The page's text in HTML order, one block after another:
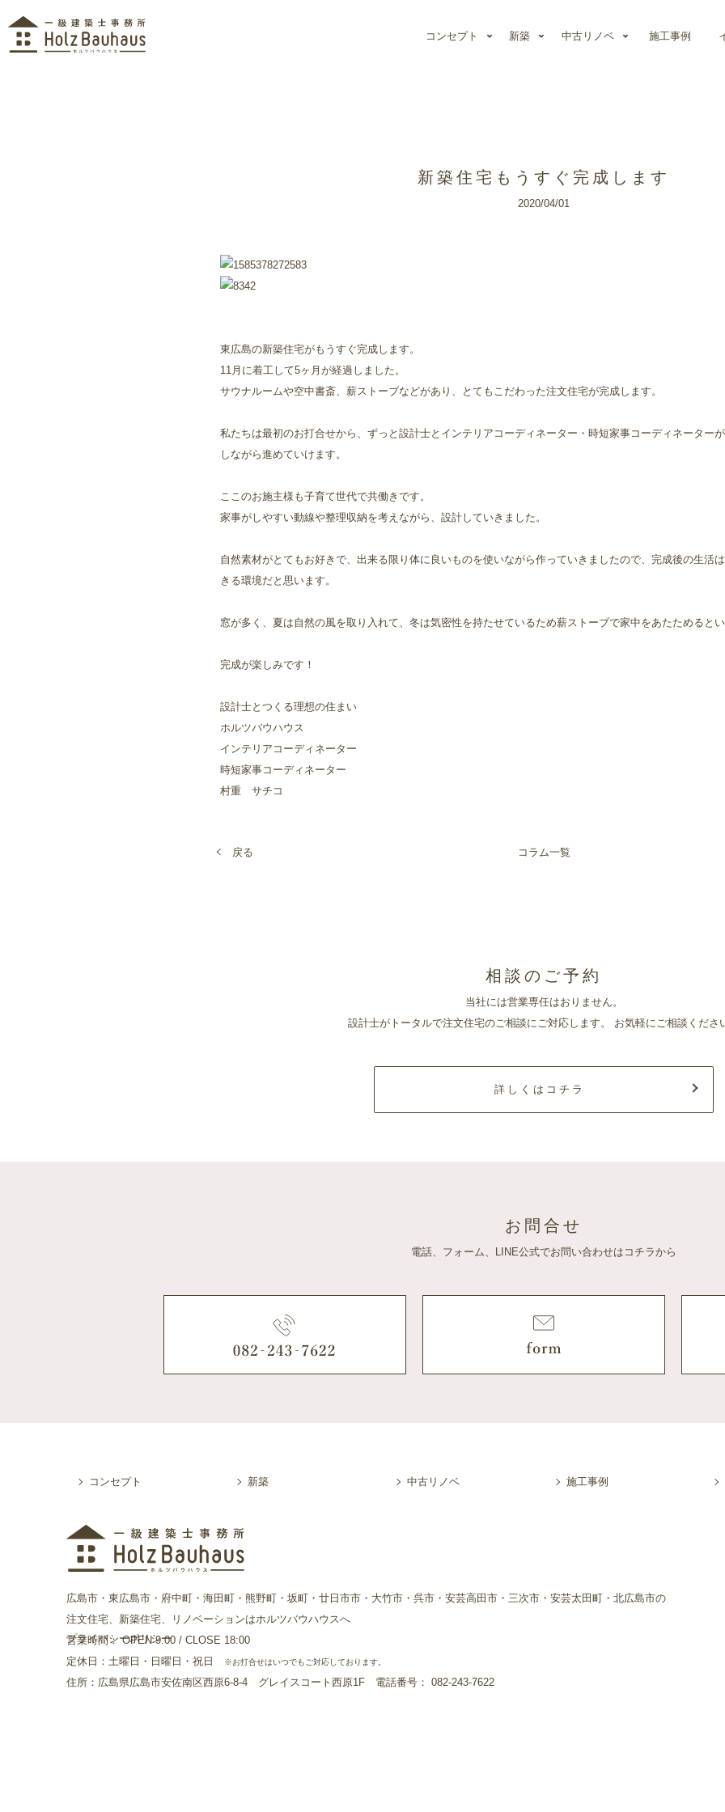
コンセプト 新築 中古リノベ 施工事例
新築住宅もうすぐ完成します
2020/04/01
東広島の新築住宅がもうすぐ完成します。
11月に着工して5ヶ月が経過しました。
サウナルームや空中書斎、薪ストーブなどがあり、とてもこだわった注文住宅が完成します。
私たちは最初のお打合せから、ずっと設計士とインテリアコーディネーター・時短家事コーディネーター
しながら進めていけます。
ここのお施主様も子育て世代で共働きです。
家事がしやすい動線や整理収納を考えながら、設計していきました。
自然素材がとてもお好きで、出来る限り体に良いものを使いながら作っていきましたので、完成後の生活
きる環境だと思います。
窓が多く、夏は自然の風を取り入れて、冬は気密性を持たせているため薪ストーブで家中をあたためるとい
完成が楽しみです！
設計士とつくる理想の住まい
ホルツバウハウス
インテリアコーディネーター
時短家事コーディネーター
村重 サチコ
戻る コラム一覧
相談のご予約
当社には営業専任はおりません。
設計士がトータルで注文住宅のご相談にご対応します。 お気軽にご相談くださ
詳しくはコチラ
お問合せ
電話、フォーム、LINE公式でお問い合わせはコチラから
コンセプト 新築 中古リノベ 施工事例
広島市・東広島市・府中町・海田町・熊野町・坂町・廿日市市・大竹市・呉市・安芸高田市・三次市・安芸太田町・北広島市の
注文住宅、新築住宅、リノベーションはホルツバウハウスへ
営業時間： OPEN 9:00 / CLOSE 18:00
定休日：土曜日・日曜日・祝日
※お打合せはいつでもご対応しております。
住所：広島県広島市安佐南区西原6-8-4 グレイスコート西原1F 電話番号： 082-243-7622
プライバシーポリシー